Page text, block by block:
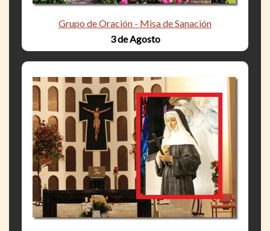
Grupo de Oración - Misa de Sanación
3 de Agosto